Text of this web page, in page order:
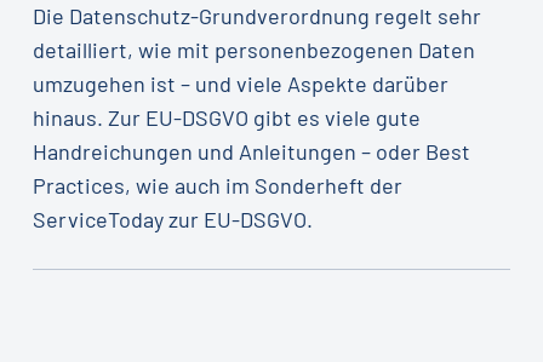
Die Datenschutz-Grundverordnung regelt sehr
detailliert, wie mit personenbezogenen Daten
umzugehen ist – und viele Aspekte darüber
hinaus. Zur EU-DSGVO gibt es viele gute
Handreichungen und Anleitungen – oder Best
Practices, wie auch im Sonderheft der
ServiceToday zur EU-DSGVO.